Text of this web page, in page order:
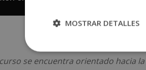
se encuentra orientado hacia
MOSTRAR DETALLES